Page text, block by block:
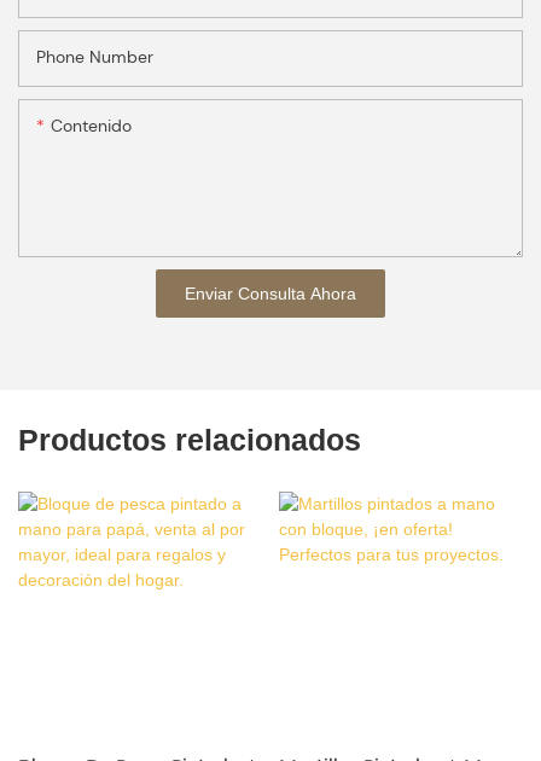
Phone Number
Contenido
Enviar Consulta Ahora
Productos relacionados